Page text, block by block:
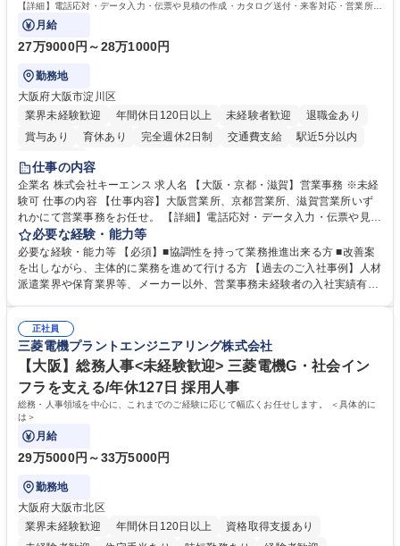
格：
【詳細】電話応対・データ入力・伝票や見積の作成・カタログ送付・来客対応・営業所内
で発生する事務業務や業務改善をお任せ。
月給
27万9000円～28万1000円
勤務地
大阪府大阪市淀川区
業界未経験歓迎
年間休日120日以上 未経験者歓迎
退職金あり
賞与あり
育休あり 完全週休2日制 交通費支給
駅近5分以内
土日祝休み
仕事の内容
企業名 株式会社キーエンス 求人名 【大阪・京都・滋賀】営業事務 ※未経
験可 仕事の内容 【仕事内容】大阪営業所、京都営業所、滋賀営業所いず
れかにて営業事務をお任せ。 【詳細】電話応対・データ入力・伝票や見積
の作成・カタログ送付・来客対応・営業所内で発生する事務業務や業務改
善をお任せ。 【教育制度】ご入社後、育成担当とペアになりながらOJTに
て業務を覚えていただくことが可能です。業務システムがきちんと構築さ
れているため、スムーズに仕事に慣れることができる環境です。また、
募集職種 【大阪・京都・滋賀】営業事務 ※未経験可
必要な経験・能力等
必要な経験・能力等 【必須】■協調性を持って業務推進出来る方 ■改善案
を出しながら、主体的に業務を進めて行ける方 【過去のご入社事例】人材
派遣業界や保育業界等、メーカー以外、営業事務未経験者の入社実績有
えて、お客様や社員の状況に合わせ、能動的なサポート、改善の動きも期
待され。組織を支えるスペシャリストとして、チームに貢献し、結果的に
社員から頼られる存在になることができます。平均19:30の退勤以降の業
務の持ち帰りも禁止されており、メリハリのある働き方となります。 学
歴・資格 学歴：大学院 大学 高専 短大 語学力： 資格：
正社員
三菱電機プラントエンジニアリング株式会社
【大阪】総務人事<未経験歓迎> 三菱電機G・社会イン
フラを支える/年休127日 採用人事
総務・人事領域を中心に、これまでのご経験に応じて幅広くお任せします。 ＜具体的に
は＞
月給
29万5000円～33万5000円
勤務地
大阪府大阪市北区
業界未経験歓迎
年間休日120日以上
資格取得支援あり